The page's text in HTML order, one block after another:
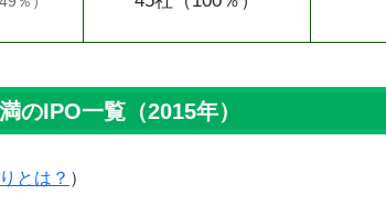
のIPO一覧（2015年）
とは？ ）